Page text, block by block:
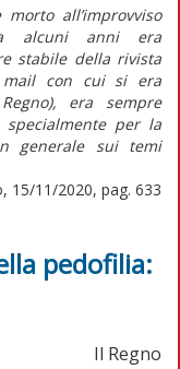
all’improvviso
alcuni anni era
stabile della rivista
mail con cui si era
era sempre
per la
generale sui temi
15/11/2020, pag. 633
pedofilia:
Il Regno